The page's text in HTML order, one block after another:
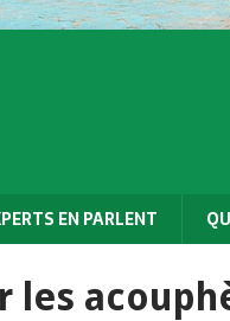
EN PARLENT
les